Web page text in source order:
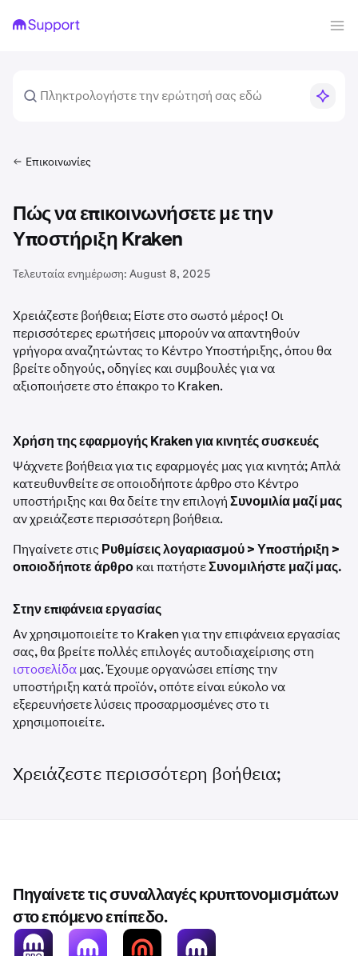
Επικοινωνίες
Πώς να επικοινωνήσετε με την
Υποστήριξη Kraken
Τελευταία ενημέρωση: August 8, 2025
Χρειάζεστε βοήθεια; Είστε στο σωστό μέρος! Οι
περισσότερες ερωτήσεις μπορούν να απαντηθούν
γρήγορα αναζητώντας το Κέντρο Υποστήριξης, όπου θα
βρείτε οδηγούς, οδηγίες και συμβουλές για να
αξιοποιήσετε στο έπακρο το Kraken.
Χρήση της εφαρμογής Kraken για κινητές συσκευές
Ψάχνετε βοήθεια για τις εφαρμογές μας για κινητά; Απλά
κατευθυνθείτε σε οποιοδήποτε άρθρο στο Κέντρο
υποστήριξης και θα δείτε την επιλογήΣυνομιλία μαζί μας
αν χρειάζεστε περισσότερη βοήθεια.
Πηγαίνετε στις Ρυθμίσεις λογαριασμού > Υποστήριξη >
οποιοδήποτε άρθροκαι πατήστεΣυνομιλήστε μαζί μας.
Στην επιφάνεια εργασίας
Αν χρησιμοποιείτε το Kraken για την επιφάνεια εργασίας
σας, θα βρείτε πολλές επιλογές αυτοδιαχείρισης στη
ιστοσελίδαμας. Έχουμε οργανώσει επίσης την
υποστήριξη κατά προϊόν, οπότε είναι εύκολο να
εξερευνήσετε λύσεις προσαρμοσμένες στο τι
χρησιμοποιείτε.
Χρειάζεστε περισσότερη βοήθεια;
Πηγαίνετε τις συναλλαγές κρυπτονομισμάτων
στο επόμενο επίπεδο.